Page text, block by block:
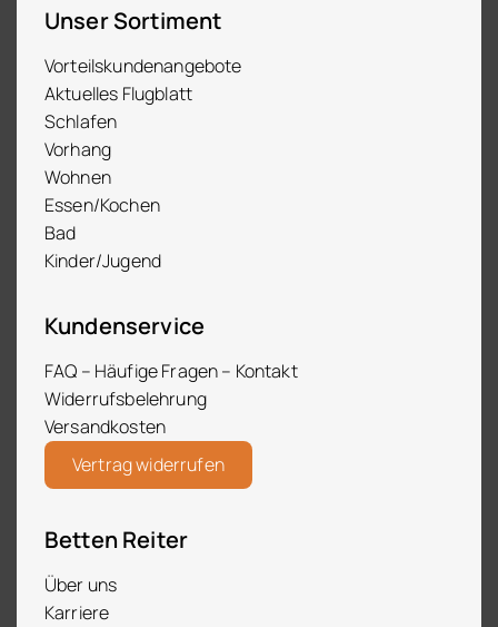
Unser Sortiment
Vorteilskundenangebote
Aktuelles Flugblatt
Schlafen
Vorhang
Wohnen
Essen/Kochen
Bad
Kinder/Jugend
Kundenservice
FAQ – Häufige Fragen – Kontakt
Widerrufsbelehrung
Versandkosten
Vertrag widerrufen
Betten Reiter
Über uns
Karriere